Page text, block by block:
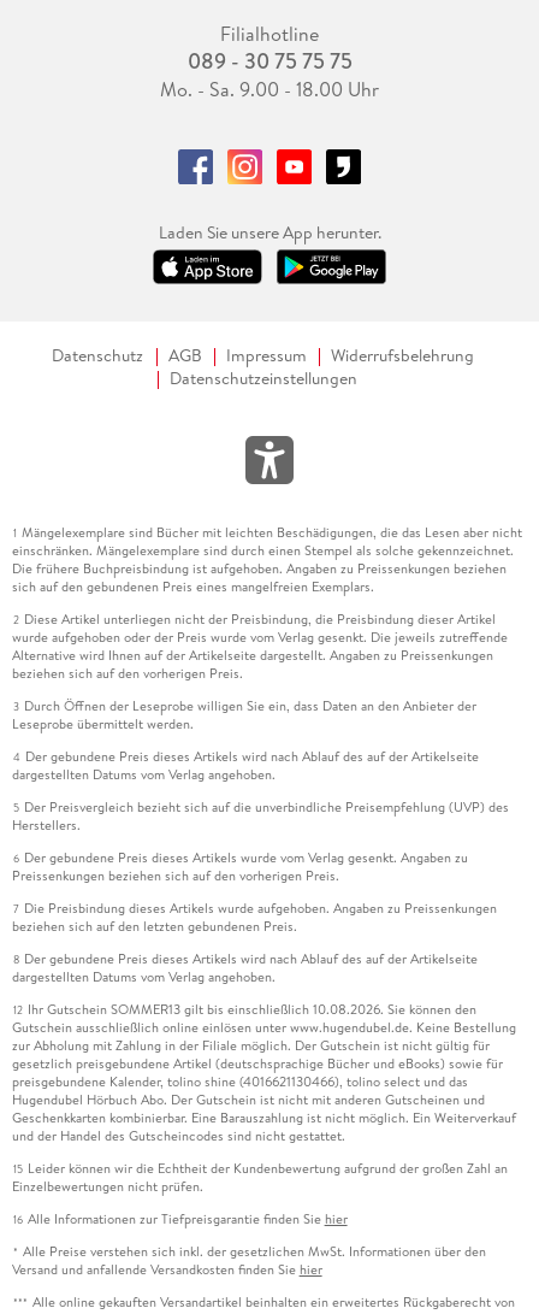
Filialhotline
089 - 30 75 75 75
Mo. - Sa. 9.00 - 18.00 Uhr
Laden Sie unsere App herunter.
Datenschutz AGB Impressum
Widerrufsbelehrung
Datenschutzeinstellungen
1 Mängelexemplare sind Bücher mit leichten Beschädigungen, die das Lesen aber nicht
einschränken. Mängelexemplare sind durch einen Stempel als solche gekennzeichnet.
Die frühere Buchpreisbindung ist aufgehoben. Angaben zu Preissenkungen beziehen
sich auf den gebundenen Preis eines mangelfreien Exemplars.
2 Diese Artikel unterliegen nicht der Preisbindung, die Preisbindung dieser Artikel
wurde aufgehoben oder der Preis wurde vom Verlag gesenkt. Die jeweils zutreffende
Alternative wird Ihnen auf der Artikelseite dargestellt. Angaben zu Preissenkungen
beziehen sich auf den vorherigen Preis.
3 Durch Öffnen der Leseprobe willigen Sie ein, dass Daten an den Anbieter der
Leseprobe übermittelt werden.
4 Der gebundene Preis dieses Artikels wird nach Ablauf des auf der Artikelseite
dargestellten Datums vom Verlag angehoben.
5 Der Preisvergleich bezieht sich auf die unverbindliche Preisempfehlung (UVP) des
Herstellers.
6 Der gebundene Preis dieses Artikels wurde vom Verlag gesenkt. Angaben zu
Preissenkungen beziehen sich auf den vorherigen Preis.
7 Die Preisbindung dieses Artikels wurde aufgehoben. Angaben zu Preissenkungen
beziehen sich auf den letzten gebundenen Preis.
8 Der gebundene Preis dieses Artikels wird nach Ablauf des auf der Artikelseite
dargestellten Datums vom Verlag angehoben.
12 Ihr Gutschein SOMMER13 gilt bis einschließlich 10.08.2026. Sie können den
Gutschein ausschließlich online einlösen unter www.hugendubel.de. Keine Bestellung
zur Abholung mit Zahlung in der Filiale möglich. Der Gutschein ist nicht gültig für
gesetzlich preisgebundene Artikel (deutschsprachige Bücher und eBooks) sowie für
preisgebundene Kalender, tolino shine (4016621130466), tolino select und das
Hugendubel Hörbuch Abo. Der Gutschein ist nicht mit anderen Gutscheinen und
Geschenkkarten kombinierbar. Eine Barauszahlung ist nicht möglich. Ein Weiterverkauf
und der Handel des Gutscheincodes sind nicht gestattet.
15 Leider können wir die Echtheit der Kundenbewertung aufgrund der großen Zahl an
Einzelbewertungen nicht prüfen.
16 Alle Informationen zur Tiefpreisgarantie finden Sie hier
* Alle Preise verstehen sich inkl. der gesetzlichen MwSt. Informationen über den
Versand und anfallende Versandkosten finden Sie hier
*** Alle online gekauften Versandartikel beinhalten ein erweitertes Rückgaberecht von